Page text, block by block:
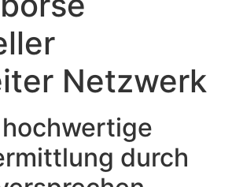
Netzwerk
hochwertige
durch